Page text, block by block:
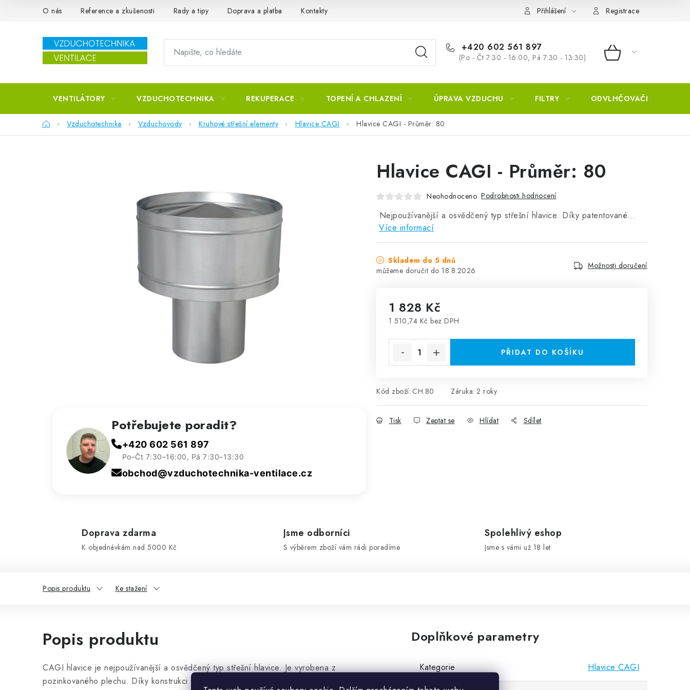
Přejít na obsahO nás Reference a zkušenosti Rady a tipy Doprava a platba Kontakty Přihlášení Registrace
+420 602 561 897
(Po - Čt 7:30 - 16:00, Pá 7:30 - 13:30) NÁKUPNÍ
VENTILÁTORY VZDUCHOTECHNIKA REKUPERACE TOPENÍ A CHLAZENÍ ÚPRAVA VZDUCHU FILTRY ODVLHČOVAČE
DomůVzduchotechnika Vzduchovody Kruhové střešní elementy Hlavice CAGI Hlavice CAGI - Průměr: 80
Hlavice CAGI - Průměr: 80
Neohodnoceno Podrobnosti hodnocení
Nejpoužívanější a osvědčený typ střešní hlavice. Díky patentované…
Více informací
Skladem do 5 dnů
18.8.2026
Možnosti doručení
1 828 Kč
1 510,74 Kč bez DPH
PŘIDAT DO KOŠÍKU
Kód zboží: CH.80 Záruka: 2 roky
Tisk Zeptat se Hlídat Sdílet
Potřebujete poradit?
+420 602 561 897
Po–Čt 7:30–16:00, Pá 7:30–13:30
obchod@vzduchotechnika-ventilace.cz
Doprava zdarma
K objednávkám nad 5000 Kč
Jsme odborníci
S výběrem zboží vám rádi poradíme
Spolehlivý eshop
Jsme s vámi už 18 let
Popis produktu Ke stažení
Popis produktu
CAGI hlavice je nejpoužívanější a osvědčený typ střešní hlavice. Je vyrobena z
pozinkovaného plechu. Díky konstrukci tento střešní prvek napomáhá
Doplňkové parametry
Kategorie Hlavice CAGI